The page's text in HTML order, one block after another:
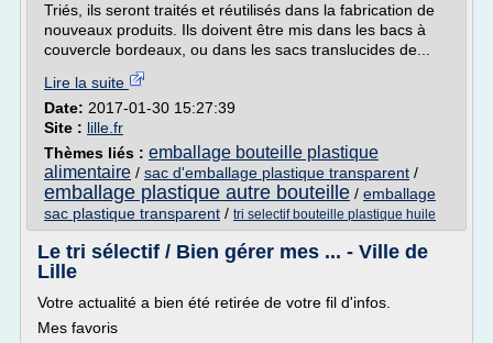
Triés, ils seront traités et réutilisés dans la fabrication de
nouveaux produits. Ils doivent être mis dans les bacs à
couvercle bordeaux, ou dans les sacs translucides de...
Lire la suite
Date: 2017-01-30 15:27:39
Site : lille.fr
Thèmes liés : emballage bouteille plastique
alimentaire / sac d'emballage plastique transparent /
emballage plastique autre bouteille / emballage
sac plastique transparent / tri selectif bouteille plastique huile
Le tri sélectif / Bien gérer mes ... - Ville de
Lille
Votre actualité a bien été retirée de votre fil d'infos.
Mes favoris